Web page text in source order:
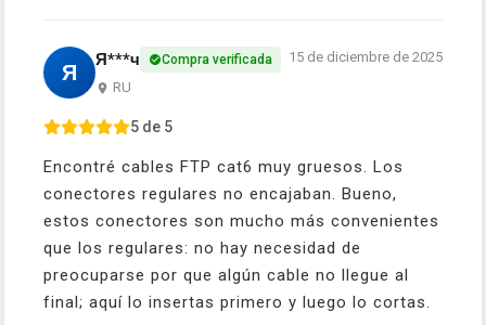
Я Я***ч Compra verificada
RU
15 de diciembre de 2025
5 de 5
Encontré cables FTP cat6 muy gruesos. Los
conectores regulares no encajaban. Bueno,
estos conectores son mucho más convenientes
que los regulares: no hay necesidad de
preocuparse por que algún cable no llegue al
final; aquí lo insertas primero y luego lo cortas.